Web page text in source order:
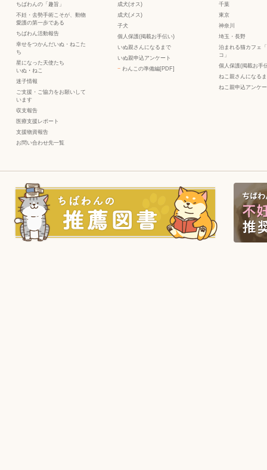
ちばわんの「趣旨」
不妊・去勢手術こそが、動物
愛護の第一歩である
ちばわん活動報告
幸せをつかんだいぬ・ねこた
ち
星になった天使たち
いぬ ・ ねこ
迷子情報
ご支援・ご協力をお願いして
います
収支報告
医療支援レポート
支援物資報告
お問い合わせ先一覧
成犬(オス)
成犬(メス)
子犬
個人保護(掲載お手伝い)
いぬ親さんになるまで
いぬ親申込アンケート
− わんこの準備編[PDF]
千葉
東京
神奈川
埼玉・長野
泊まれる猫カフェ
コ」
個人保護(掲載お手
ねこ親さんになる
ねこ親申込アンケ